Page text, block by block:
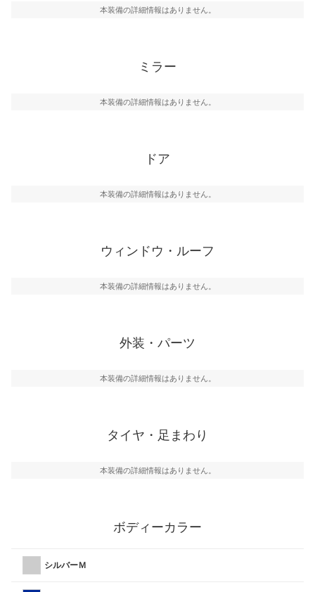
本装備の詳細情報はありません。
ミラー
本装備の詳細情報はありません。
ドア
本装備の詳細情報はありません。
ウィンドウ・ルーフ
本装備の詳細情報はありません。
外装・パーツ
本装備の詳細情報はありません。
タイヤ・足まわり
本装備の詳細情報はありません。
ボディーカラー
シルバーＭ